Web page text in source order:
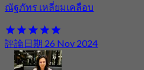
ณัฐภัทร เหลี่ยมเคลือบ
評論日期 26 Nov 2024